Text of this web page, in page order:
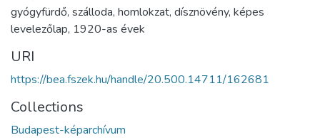
gyógyfürdő, szálloda, homlokzat, dísznövény, képes
levelezőlap, 1920-as évek
URI
https://bea.fszek.hu/handle/20.500.14711/162681
Collections
Budapest-képarchívum